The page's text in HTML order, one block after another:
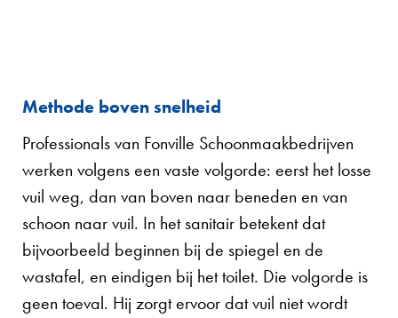
Methode boven snelheid
Professionals van Fonville Schoonmaakbedrijven
werken volgens een vaste volgorde: eerst het losse
vuil weg, dan van boven naar beneden en van
schoon naar vuil. In het sanitair betekent dat
bijvoorbeeld beginnen bij de spiegel en de
wastafel, en eindigen bij het toilet. Die volgorde is
geen toeval. Hij zorgt ervoor dat vuil niet wordt